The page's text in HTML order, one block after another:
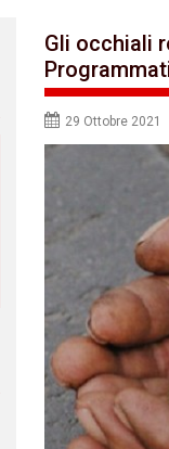
Gli occhiali
29 Ottobre 2021